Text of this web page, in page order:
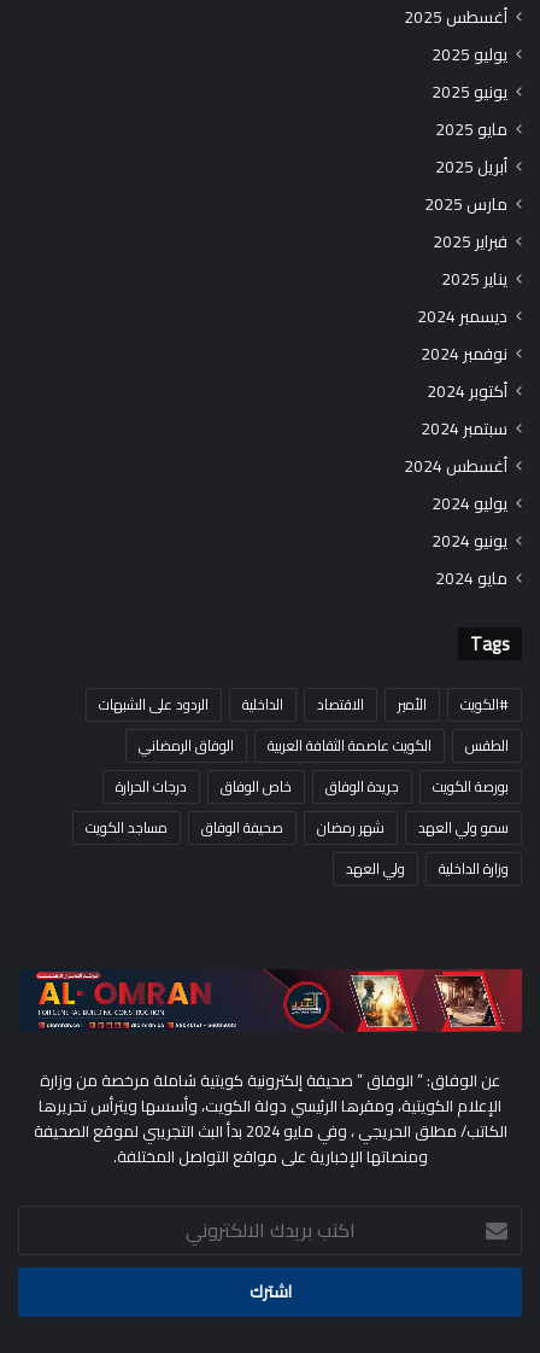
أغسطس 2025
يوليو 2025
يونيو 2025
مايو 2025
أبريل 2025
مارس 2025
فبراير 2025
يناير 2025
ديسمبر 2024
نوفمبر 2024
أكتوبر 2024
سبتمبر 2024
أغسطس 2024
يوليو 2024
يونيو 2024
مايو 2024
Tags
#الكويت الأمير الاقتصاد الداخلية
الردود على الشبهات
الطقس
الكويت عاصمة الثقافة العربية
الوفاق الرمضاني
بورصة الكويت
جريدة الوفاق خاص الوفاق
درجات الحرارة
سمو ولي العهد
شهر رمضان صحيفة الوفاق
مساجد الكويت
وزارة الداخلية
ولي العهد
عن الوفاق: ” الوفاق ” صحيفة إلكترونية كويتية شاملة مرخصة من وزارة
الإعلام الكويتية، ومقرها الرئيسي دولة الكويت، وأسسها ويترأس تحريرها
الكاتب/ مطلق الحريجي ، وفي مايو 2024 بدأ البث التجريبي لموقع الصحيفة
ومنصاتها الإخبارية على مواقع التواصل المختلفة.
اكتب
بريدك
الالكتروني